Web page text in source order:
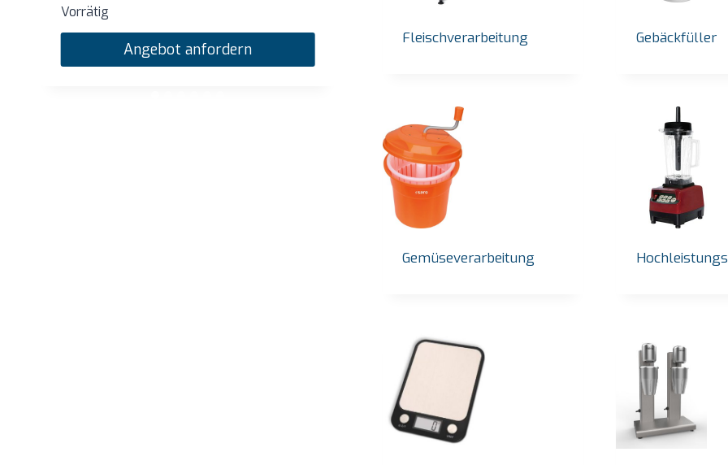
Fleischverarbeitung Gebäckfüller
Gemüseverarbeitung
Vorrätig
Angebot anfordern
Angebot anfordern